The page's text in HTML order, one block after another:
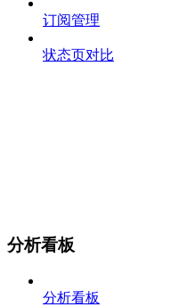
订阅管理
状态页对比
分析看板
分析看板